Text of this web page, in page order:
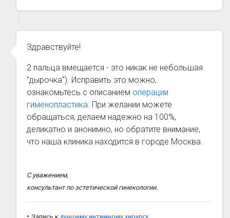
Здравствуйте!
2 пальца вмещается - это никак не небольшая
"дырочка"). Исправить это можно,
ознакомьтесь с описанием операции
гименопластика. При желании можете
обращаться, делаем надежно на 100%,
деликатно и анонимно, но обратите внимание,
что наша клиника находится в городе Москва.
С уважением,
консультант по эстетической гинекологии.